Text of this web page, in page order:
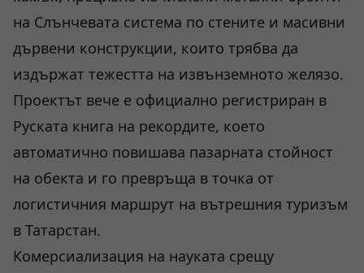
на Слънчевата система по стените и масивни
дървени конструкции, които трябва да
издържат тежестта на извънземното желязо.
Проектът вече е официално регистриран в
Руската книга на рекордите, което
автоматично повишава пазарната стойност
на обекта и го превръща в точка от
логистичния маршрут на вътрешния туризъм
в Татарстан.
Комерсиализация на науката срещу